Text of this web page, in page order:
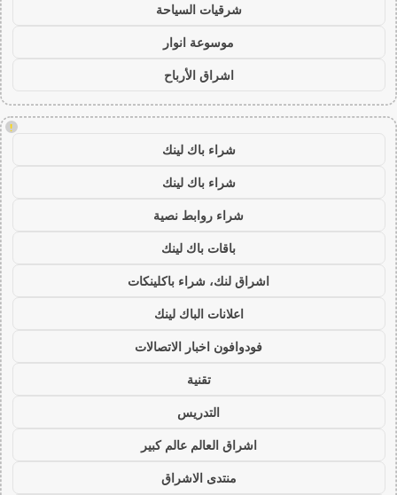
شرقيات السياحة
موسوعة انوار
اشراق الأرباح
!
شراء باك لينك
شراء باك لينك
شراء روابط نصية
باقات باك لينك
اشراق لنك، شراء باكلينكات
اعلانات الباك لينك
فودوافون اخبار الاتصالات
تقنية
التدريس
اشراق العالم عالم كبير
منتدى الاشراق